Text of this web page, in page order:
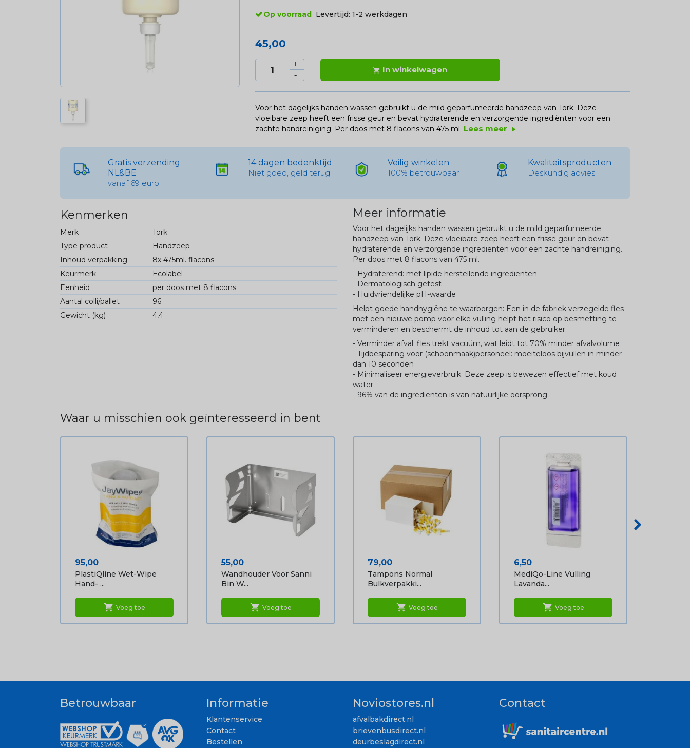
Op voorraad Levertijd: 1-2 werkdagen
45,00
 In winkelwagen
Voor het dagelijks handen wassen gebruikt u de mild geparfumeerde handzeep van Tork. Deze
vloeibare zeep heeft een frisse geur en bevat hydraterende en verzorgende ingrediënten voor een
zachte handreiniging. Per doos met 8 flacons van 475 ml. Lees meer play_arrow
Gratis verzending
NL&BE
vanaf 69 euro
14 dagen bedenktijd
Niet goed, geld terug
Veilig winkelen
100% betrouwbaar
Kwaliteitsproducten
Deskundig advies
Kenmerken
Merk
Tork
Type product
Handzeep
Inhoud verpakking
8x 475ml. flacons
Keurmerk
Ecolabel
Eenheid
per doos met 8 flacons
Aantal colli/pallet
96
Gewicht (kg)
4,4
Meer informatie
Voor het dagelijks handen wassen gebruikt u de mild geparfumeerde
handzeep van Tork. Deze vloeibare zeep heeft een frisse geur en bevat
hydraterende en verzorgende ingrediënten voor een zachte handreiniging.
Per doos met 8 flacons van 475 ml.
- Hydraterend: met lipide herstellende ingrediënten
- Dermatologisch getest
- Huidvriendelijke pH-waarde
Helpt goede handhygiëne te waarborgen: Een in de fabriek verzegelde fles
met een nieuwe pomp voor elke vulling helpt het risico op besmetting te
verminderen en beschermt de inhoud tot aan de gebruiker.
- Verminder afval: fles trekt vacuüm, wat leidt tot 70% minder afvalvolume
- Tijdbesparing voor (schoonmaak)personeel: moeiteloos bijvullen in minder
dan 10 seconden
- Minimaliseer energieverbruik. Deze zeep is bewezen effectief met koud
water
- 96% van de ingrediënten is van natuurlijke oorsprong
Waar u misschien ook geïnteresseerd in bent
Prijs
95,00
PlastiQline Wet-Wipe
Hand- ...
shopping_cart Voeg toe
Prijs
55,00
Wandhouder Voor Sanni
Bin W...
shopping_cart Voeg toe
Prijs
79,00
Tampons Normal
Bulkverpakki...
shopping_cart Voeg toe
Prijs
6,50
MediQo-Line Vulling
Lavanda...
shopping_cart Voeg toe
Betrouwbaar Informatie
Klantenservice
Contact
Bestellen
Noviostores.nl
afvalbakdirect.nl
brievenbusdirect.nl
deurbeslagdirect.nl
Contact